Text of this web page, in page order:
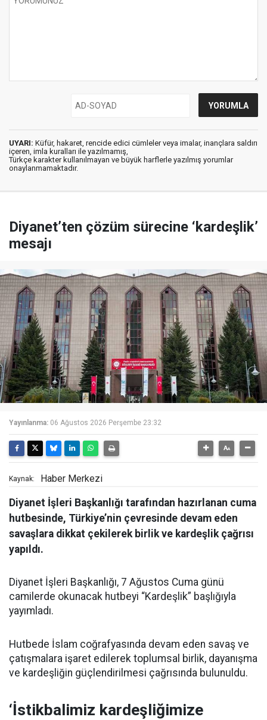
UYARI: Küfür, hakaret, rencide edici cümleler veya imalar, inançlara saldırı
içeren, imla kuralları ile yazılmamış,
Türkçe karakter kullanılmayan ve büyük harflerle yazılmış yorumlar
onaylanmamaktadır.
Diyanet’ten çözüm sürecine ‘kardeşlik’
mesajı
Yayınlanma: 06 Ağustos 2026 Perşembe 23:32
Kaynak: Haber Merkezi
Diyanet İşleri Başkanlığı tarafından hazırlanan cuma
hutbesinde, Türkiye’nin çevresinde devam eden
savaşlara dikkat çekilerek birlik ve kardeşlik çağrısı
yapıldı.
Diyanet İşleri Başkanlığı, 7 Ağustos Cuma günü
camilerde okunacak hutbeyi “Kardeşlik” başlığıyla
yayımladı.
Hutbede İslam coğrafyasında devam eden savaş ve
çatışmalara işaret edilerek toplumsal birlik, dayanışma
ve kardeşliğin güçlendirilmesi çağrısında bulunuldu.
‘İstikbalimiz kardeşliğimize